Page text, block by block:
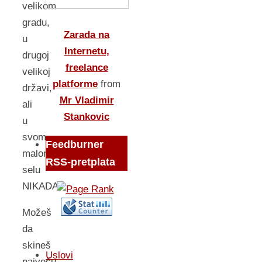
velikom
gradu,
u
drugoj
velikoj
državi,
ali
u
svom
malom
selu
NIKADA!
Možeš
da
skineš
Zarada na
Internetu,
freelance
platforme from
Mr Vladimir
Stankovic
Feedburner
RSS-pretplata
Uslovi